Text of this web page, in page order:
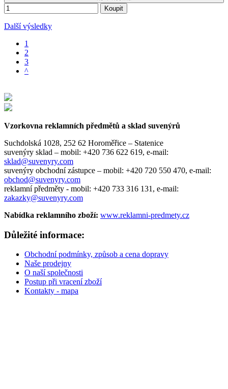
Koupit
Další výsledky
1
2
3
^
Vzorkovna reklamních předmětů a sklad suvenýrů
Suchdolská 1028, 252 62 Horoměřice – Statenice
suvenýry sklad – mobil: +420 736 622 619, e-mail:
sklad@suvenyry.com
suvenýry obchodní zástupce – mobil: +420 720 550 470, e-mail:
obchod@suvenyry.com
reklamní předměty - mobil: +420 733 316 131, e-mail:
zakazky@suvenyry.com
Nabídka reklamního zboží: www.reklamni-predmety.cz
Důležité informace:
Obchodní podmínky, způsob a cena dopravy
Naše prodejny
O naší společnosti
Postup při vracení zboží
Kontakty - mapa